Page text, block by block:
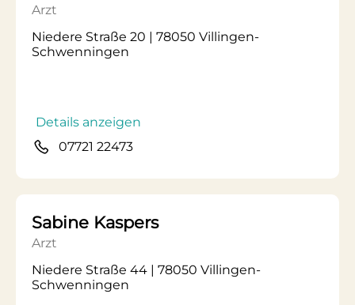
Arzt
Niedere Straße 20 | 78050 Villingen-
Schwenningen
Details anzeigen
07721 22473
Sabine Kaspers
Arzt
Niedere Straße 44 | 78050 Villingen-
Schwenningen